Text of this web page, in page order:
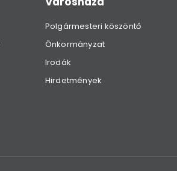
Polgármesteri köszöntő
Önkormányzat
Irodák
Hirdetmények